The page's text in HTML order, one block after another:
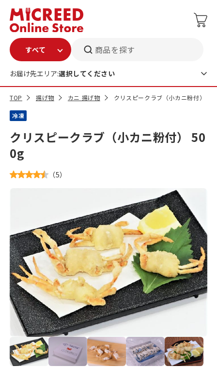
商品を探す
お届け先エリア:選択してください
TOP 揚げ物 カニ 揚げ物 クリスピークラブ（小カニ粉付）
冷凍
クリスピークラブ（小カニ粉付） 50
0g
（5）